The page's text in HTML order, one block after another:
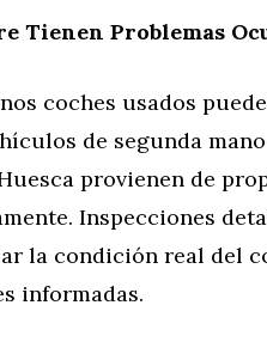
Tienen Problemas
coches usados
de segunda
provienen de
Inspecciones
la condición real del
informadas.